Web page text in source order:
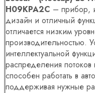
H09KPA2C – прибор,
дизайн и отличный
отличается низким
производительностью.
интеллектуальной
распределения
способен работать в
поддерживая нужные